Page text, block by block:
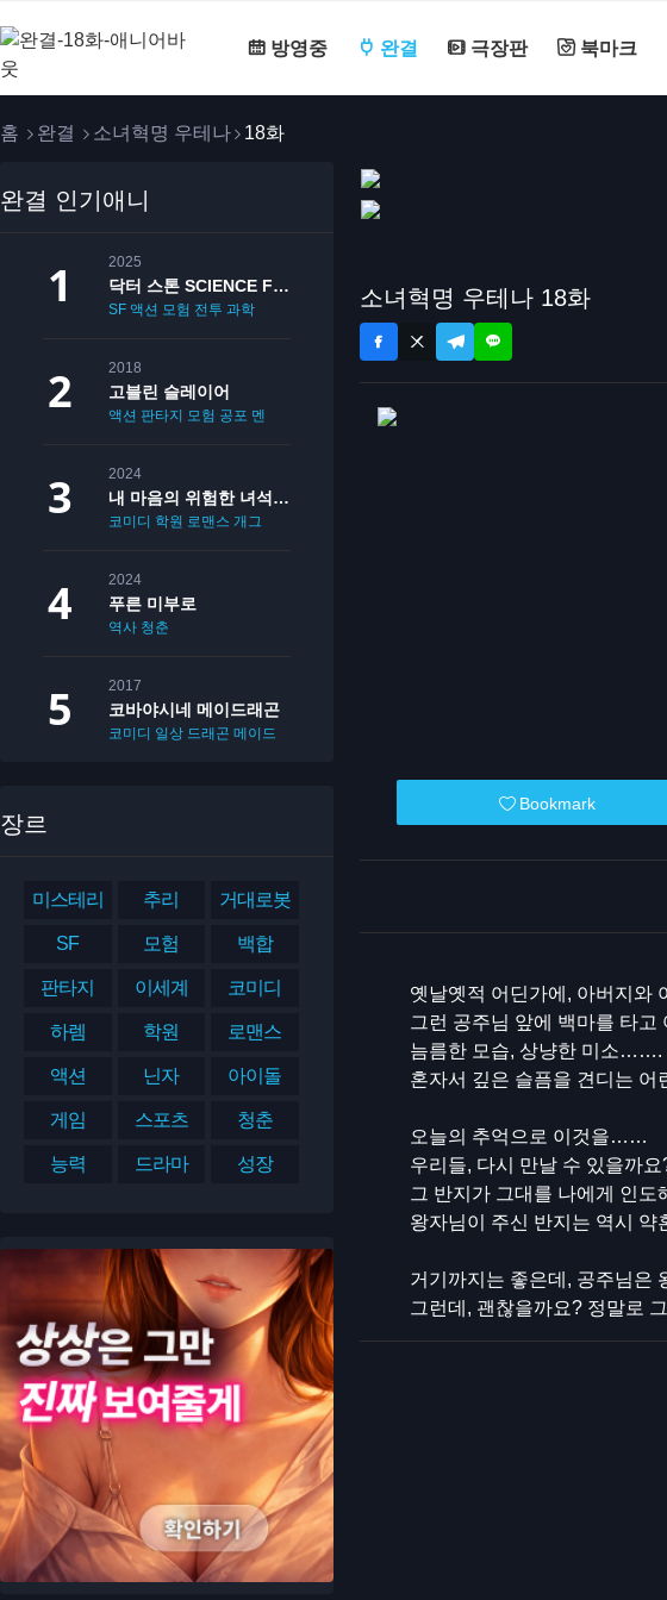
방영중 완결 극장판 북마크
홈 완결 소녀혁명 우테나 18화
완결 인기애니
2025
닥터 스톤 SCIENCE FUTURE
SF 액션 모험 전투 과학
2018
고블린 슬레이어
액션 판타지 모험 공포 멘붕
2024
내 마음의 위험한 녀석 2기
코미디 학원 로맨스 개그
2024
푸른 미부로
역사 청춘
2017
코바야시네 메이드래곤
코미디 일상 드래곤 메이드
장르
미스테리 추리 거대로봇
SF 모험 백합
판타지 이세계 코미디
하렘 학원 로맨스
액션 닌자 아이돌
게임 스포츠 청춘
능력 드라마 성장
소녀혁명 우테나 18화
Bookmark
옛날옛적 어딘가에, 아버지와
그런 공주님 앞에 백마를 타
늠름한 모습, 상냥한 미소…….
혼자서 깊은 슬픔을 견디는 어
오늘의 추억으로 이것을……
우리들, 다시 만날 수 있을까요
그 반지가 그대를 나에게 인도
왕자님이 주신 반지는 역시
거기까지는 좋은데, 공주님은
그런데, 괜찮을까요? 정말로